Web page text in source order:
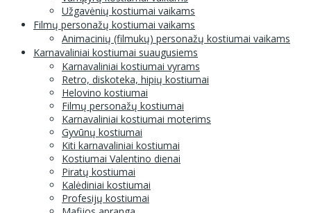
Užgavėnių kostiumai vaikams
Filmų personažų kostiumai vaikams
Animacinių (filmukų) personažų kostiumai vaikams
Karnavaliniai kostiumai suaugusiems
Karnavaliniai kostiumai vyrams
Retro, diskoteka, hipių kostiumai
Helovino kostiumai
Filmų personažų kostiumai
Karnavaliniai kostiumai moterims
Gyvūnų kostiumai
Kiti karnavaliniai kostiumai
Kostiumai Valentino dienai
Piratų kostiumai
Kalėdiniai kostiumai
Profesijų kostiumai